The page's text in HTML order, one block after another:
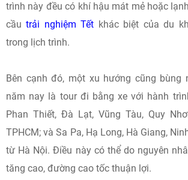
trình này đều có khí hậu mát mẻ hoặc
cầutrải nghiệm Tết khác biệt của du
trong lịch trình.
Bên cạnh đó, một xu hướng cũng bùng
năm nay là tour đi bằng xe với hành
Phan Thiết, Đà Lạt, Vũng Tàu, Quy
TPHCM; và Sa Pa, Hạ Long, Hà Giang,
từ Hà Nội. Điều này có thể do nguyên
tăng cao, đường cao tốc thuận lợi.